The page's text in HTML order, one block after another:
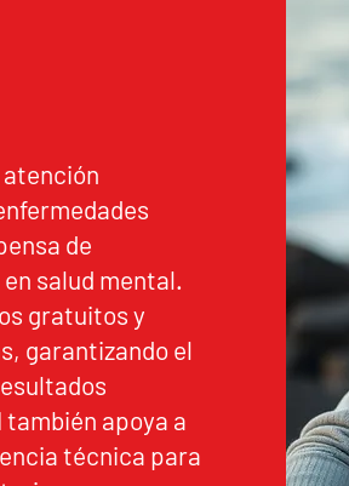
de
salud mental.
gratuitos y
garantizando el
apoya a
técnica para